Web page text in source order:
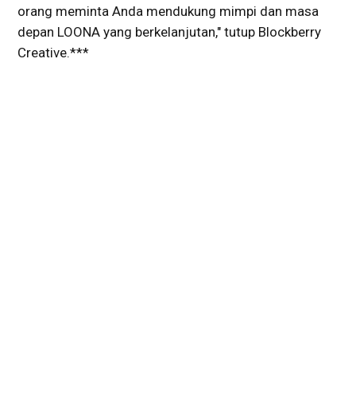
orang meminta Anda mendukung mimpi dan masa
depan LOONA yang berkelanjutan," tutup Blockberry
Creative.***